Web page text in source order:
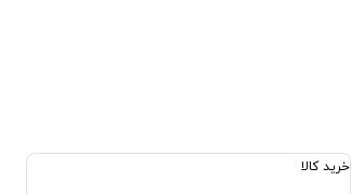
خرید کالا